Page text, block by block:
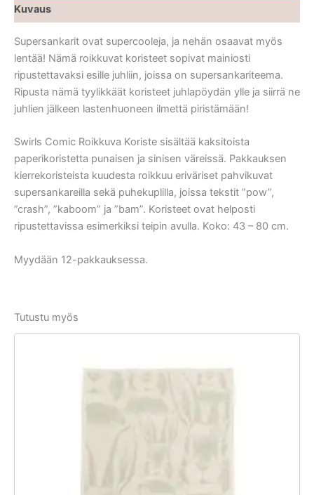
Kuvaus
Supersankarit ovat supercooleja, ja nehän osaavat myös
lentää! Nämä roikkuvat koristeet sopivat mainiosti
ripustettavaksi esille juhliin, joissa on supersankariteema.
Ripusta nämä tyylikkäät koristeet juhlapöydän ylle ja siirrä ne
juhlien jälkeen lastenhuoneen ilmettä piristämään!
Swirls Comic Roikkuva Koriste sisältää kaksitoista
paperikoristetta punaisen ja sinisen väreissä. Pakkauksen
kierrekoristeista kuudesta roikkuu eriväriset pahvikuvat
supersankareilla sekä puhekuplilla, joissa tekstit ”pow”,
”crash”, ”kaboom” ja ”bam”. Koristeet ovat helposti
ripustettavissa esimerkiksi teipin avulla. Koko: 43 – 80 cm.
Myydään 12-pakkauksessa.
Tutustu myös